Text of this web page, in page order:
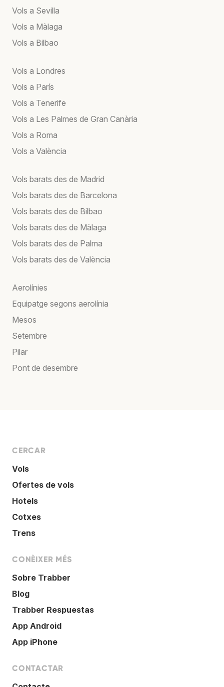
Vols a Sevilla
Vols a Màlaga
Vols a Bilbao
Vols a Londres
Vols a París
Vols a Tenerife
Vols a Les Palmes de Gran Canària
Vols a Roma
Vols a València
Vols barats des de Madrid
Vols barats des de Barcelona
Vols barats des de Bilbao
Vols barats des de Màlaga
Vols barats des de Palma
Vols barats des de València
Aerolínies
Equipatge segons aerolínia
Mesos
Setembre
Pilar
Pont de desembre
CERCAR
Vols
Ofertes de vols
Hotels
Cotxes
Trens
CONÈIXER MÉS
Sobre Trabber
Blog
Trabber Respuestas
App Android
App iPhone
CONTACTAR